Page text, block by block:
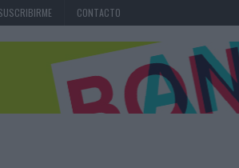
CONTACTO